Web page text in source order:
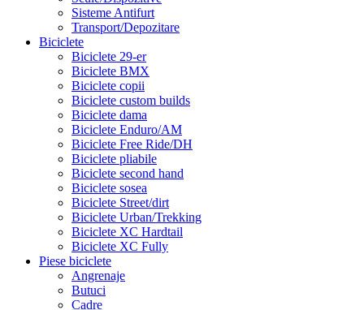
Sisteme Antifurt
Transport/Depozitare
Biciclete
Biciclete 29-er
Biciclete BMX
Biciclete copii
Biciclete custom builds
Biciclete dama
Biciclete Enduro/AM
Biciclete Free Ride/DH
Biciclete pliabile
Biciclete second hand
Biciclete sosea
Biciclete Street/dirt
Biciclete Urban/Trekking
Biciclete XC Hardtail
Biciclete XC Fully
Piese biciclete
Angrenaje
Butuci
Cadre